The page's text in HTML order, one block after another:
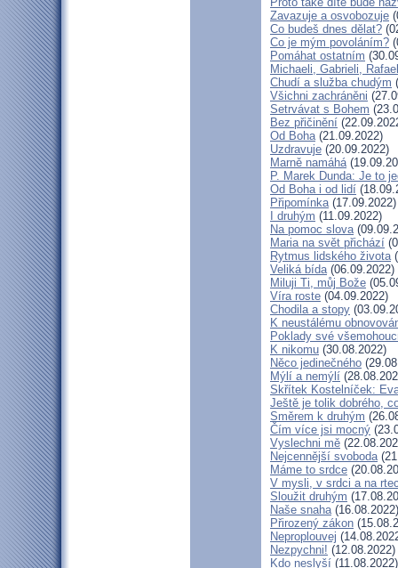
Zavazuje a osvobozuje
Co budeš dnes dělat?
Co je mým povoláním?
Pomáhat ostatním
Michaeli, Gabrieli,
Chudí a služba chudým
Všichni zachráněni
Setrvávat s Bohem
Bez přičinění
Od Boha(21.09.2022)
Uzdravuje (20.09.2022)
Marně namáhá
P. Marek Dunda: Je to
Od Boha i od lidí
Připomínka(17.09.2022)
I druhým (11.09.2022)
Na pomoc slova
Maria na svět přichází
Rytmus lidského života
Veliká bída(06.09.2022)
Miluji Ti, můj Bože
Víra roste (04.09.2022)
Chodila a stopy
K neustálému
Poklady své
K nikomu (30.08.2022)
Něco jedinečného
Mýlí a nemýlí
Skřítek Kostelníček:
Ještě je tolik dobrého,
Směrem k druhým
Čím více jsi mocný
Vyslechni mě
Nejcennější svoboda
Máme to srdce
V mysli, v srdci a na
Sloužit druhým
Naše snaha(16.08.2022)
Přirozený zákon
Neproplouvej
Nezpychni! (12.08.2022)
Kdo neslyší (11.08.2022)